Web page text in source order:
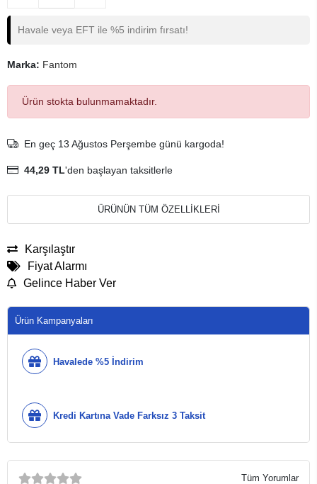
Havale veya EFT ile %5 indirim fırsatı!
Marka: Fantom
Ürün stokta bulunmamaktadır.
En geç 13 Ağustos Perşembe günü kargoda!
44,29 TL'den başlayan taksitlerle
ÜRÜNÜN TÜM ÖZELLİKLERİ
Karşılaştır
Fiyat Alarmı
Gelince Haber Ver
Ürün Kampanyaları
Havalede %5 İndirim
Kredi Kartına Vade Farksız 3 Taksit
Tüm Yorumlar